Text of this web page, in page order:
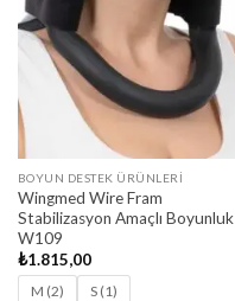
BOYUN DESTEK ÜRÜNLERI
Wingmed Wire Fram
Stabilizasyon Amaçlı Boyunluk
W109
₺1.815,00
M (2) S (1)